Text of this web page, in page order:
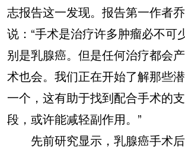
志报告这一发现。报告第一作者
说：“手术是治疗许多肿瘤必不可
别是乳腺癌。但是任何治疗都会
术也会。我们正在开始了解那些
一个，这有助于找到配合手术的
段，或许能减轻副作用。”
先前研究显示，乳腺癌手术后